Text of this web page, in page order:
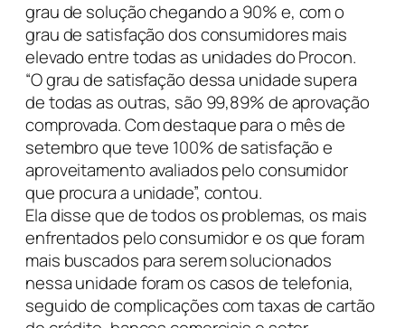
grau de solução chegando a 90% e, com o
grau de satisfação dos consumidores mais
elevado entre todas as unidades do Procon.
“O grau de satisfação dessa unidade supera
de todas as outras, são 99,89% de aprovação
comprovada. Com destaque para o mês de
setembro que teve 100% de satisfação e
aproveitamento avaliados pelo consumidor
que procura a unidade”, contou.
Ela disse que de todos os problemas, os mais
enfrentados pelo consumidor e os que foram
mais buscados para serem solucionados
nessa unidade foram os casos de telefonia,
seguido de complicações com taxas de cartão